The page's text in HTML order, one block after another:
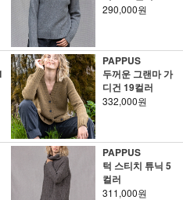
290,000원
PAPPUS
두꺼운 그랜마 가
디건 19컬러
332,000원
PAPPUS
턱 스티치 튜닉 5
컬러
311,000원